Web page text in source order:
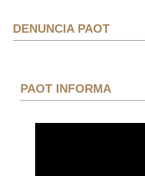
DENUNCIA PAOT
PAOT INFORMA